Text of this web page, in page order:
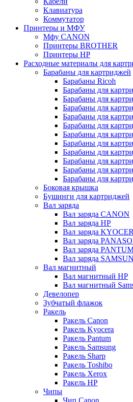
Клавиатура
Коммутатор
Принтеры и МФУ
Мфу CANON
Принтеры BROTHER
Принтеры HP
Расходные материалы для
Барабаны для картриджей
Барабаны Ricoh
Барабаны для
Барабаны для
Барабаны для
Барабаны для
Барабаны для
Барабаны для
Барабаны для
Барабаны для
Барабаны для
Барабаны для
Барабаны для
Боковая крышка
Бушинги для картриджей
Вал заряда
Вал заряда CANON
Вал заряда HP
Вал заряда
Вал заряда
Вал заряда
Вал заряда
Вал магнитный
Вал магнитный HP
Вал магнитный
Девелопер
Зубчатый флажок
Ракель
Ракель Canon
Ракель Kyocera
Ракель Pantum
Ракель Samsung
Ракель Sharp
Ракель Toshibo
Ракель Xerox
Ракель НР
Чипы